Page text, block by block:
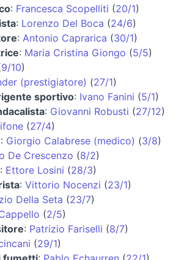
: Francesca Scopelliti (20/1)
: Lorenzo Del Boca (24/6)
: Antonio Caprarica (30/1)
: Maria Cristina Giongo (5/5)
9/10)
(prestigiatore) (27/1)
sportivo: Ivano Fanini (5/1)
: Giovanni Robusti (27/12)
(27/4)
: Giorgio Calabrese (medico) (3/8)
De Crescenzo (8/2)
: Ettore Losini (28/3)
: Vittorio Nocenzi (23/1)
Della Seta (23/7)
(2/5)
: Patrizio Fariselli (8/7)
(29/1)